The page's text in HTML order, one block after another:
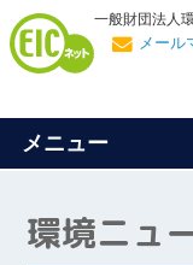
一般財団法人
メール
メニュー
環境ニュ